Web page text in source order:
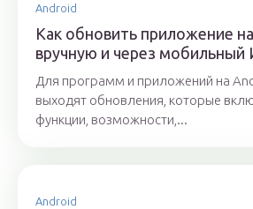
Android
Как обновить приложение
вручную и через мобильный
Для программ и приложений на
выходят обновления, которые
функции, возможности,...
Android